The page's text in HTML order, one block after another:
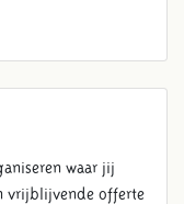
waar jij
vrijblijvende offerte